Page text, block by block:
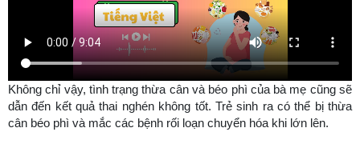
Không chỉ vậy, tình trạng thừa cân và béo phì của bà mẹ cũng sẽ
dẫn đến kết quả thai nghén không tốt. Trẻ sinh ra có thể bị thừa
cân béo phì và mắc các bệnh rối loạn chuyển hóa khi lớn lên.